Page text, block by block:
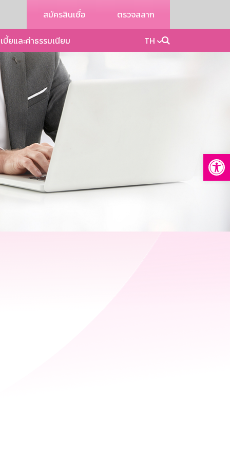
สมัครสินเชื่อ ตรวจสลาก
บี้ยและค่าธรรมเนียม TH